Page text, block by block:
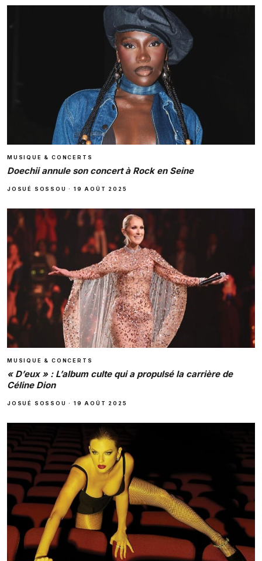
MUSIQUE & CONCERTS
Doechii annule son concert à Rock en Seine
JOSUÉ SOSSOU ·19 AOÛT 2025
MUSIQUE & CONCERTS
« D’eux » : L’album culte qui a propulsé la carrière de
Céline Dion
JOSUÉ SOSSOU ·19 AOÛT 2025